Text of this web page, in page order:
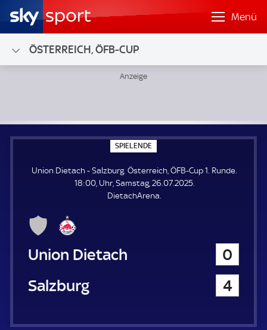
Menü
ÖSTERREICH, ÖFB-CUP
SPIELENDE
P
E
L
E
N
Union Dietach - Salzburg. Österreich, ÖFB-Cup 1. Runde.
18:00, Uhr, Samstag, 26.07.2025.
DietachArena.
Union Dietach
0
Salzburg
4